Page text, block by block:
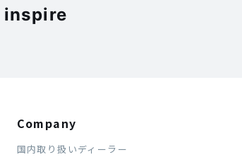
Company
国内取り扱いディーラー